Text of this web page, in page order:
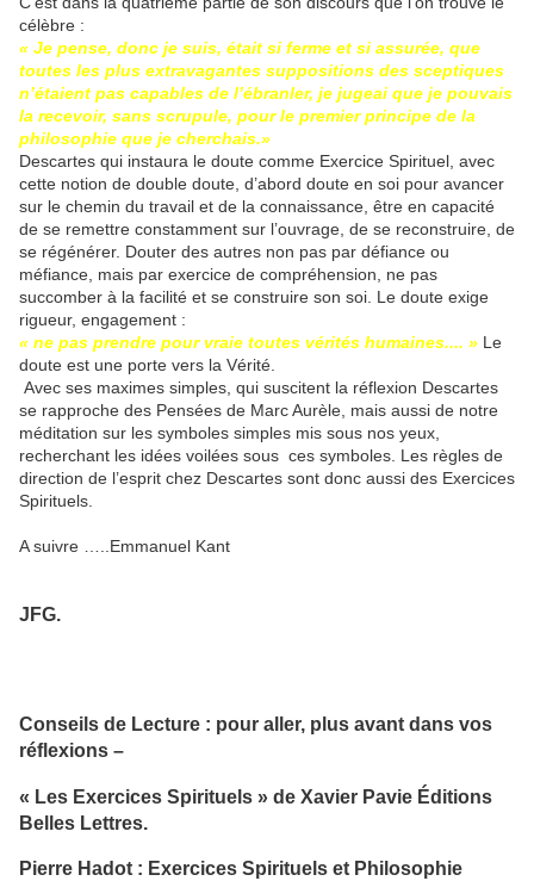
célèbre :
« Je pense, donc je suis, était si ferme et si assurée, que
toutes les plus extravagantes suppositions des sceptiques
n’étaient pas capables de l’ébranler, je jugeai que je pouvais
la recevoir, sans scrupule, pour le premier principe de la
philosophie que je cherchais.»
Descartes qui instaura le doute comme Exercice Spirituel, avec
cette notion de double doute, d’abord doute en soi pour avancer
sur le chemin du travail et de la connaissance, être en capacité
de se remettre constamment sur l’ouvrage, de se reconstruire, de
se régénérer. Douter des autres non pas par défiance ou
méfiance, mais par exercice de compréhension, ne pas
succomber à la facilité et se construire son soi. Le doute exige
rigueur, engagement :
« ne pas prendre pour vraie toutes vérités humaines.... » Le
doute est une porte vers la Vérité.
Avec ses maximes simples, qui suscitent la réflexion Descartes
se rapproche des Pensées de Marc Aurèle, mais aussi de notre
méditation sur les symboles simples mis sous nos yeux,
recherchant les idées voilées sous ces symboles. Les règles de
direction de l’esprit chez Descartes sont donc aussi des Exercices
Spirituels.
A suivre …..Emmanuel Kant
JFG.
Conseils de Lecture : pour aller, plus avant dans vos
réflexions –
« Les Exercices Spirituels » de Xavier Pavie Éditions
Belles Lettres.
Pierre Hadot : Exercices Spirituels et Philosophie